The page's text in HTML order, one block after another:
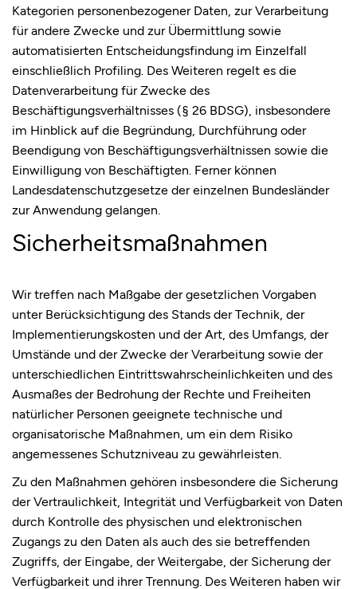
Kategorien personenbezogener Daten, zur Verarbeitung
für andere Zwecke und zur Übermittlung sowie
automatisierten Entscheidungsfindung im Einzelfall
einschließlich Profiling. Des Weiteren regelt es die
Datenverarbeitung für Zwecke des
Beschäftigungsverhältnisses (§ 26 BDSG), insbesondere
im Hinblick auf die Begründung, Durchführung oder
Beendigung von Beschäftigungsverhältnissen sowie die
Einwilligung von Beschäftigten. Ferner können
Landesdatenschutzgesetze der einzelnen Bundesländer
zur Anwendung gelangen.
Sicherheitsmaßnahmen
Wir treffen nach Maßgabe der gesetzlichen Vorgaben
unter Berücksichtigung des Stands der Technik, der
Implementierungskosten und der Art, des Umfangs, der
Umstände und der Zwecke der Verarbeitung sowie der
unterschiedlichen Eintrittswahrscheinlichkeiten und des
Ausmaßes der Bedrohung der Rechte und Freiheiten
natürlicher Personen geeignete technische und
organisatorische Maßnahmen, um ein dem Risiko
angemessenes Schutzniveau zu gewährleisten.
Zu den Maßnahmen gehören insbesondere die Sicherung
der Vertraulichkeit, Integrität und Verfügbarkeit von Daten
durch Kontrolle des physischen und elektronischen
Zugangs zu den Daten als auch des sie betreffenden
Zugriffs, der Eingabe, der Weitergabe, der Sicherung der
Verfügbarkeit und ihrer Trennung. Des Weiteren haben wir